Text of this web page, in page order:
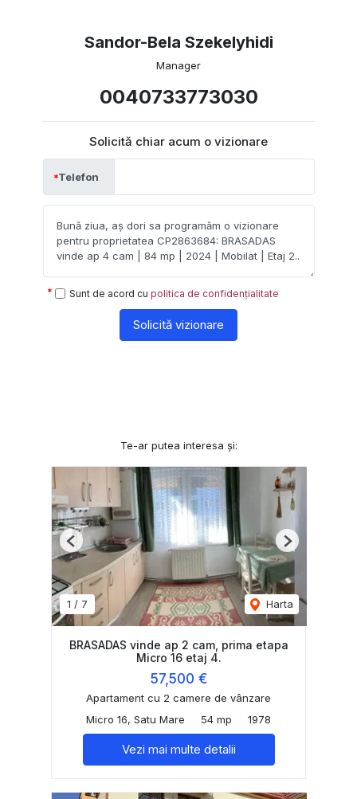
Sandor-Bela Szekelyhidi
Manager
0040733773030
Solicită chiar acum o vizionare
Telefon
Sunt de acord cu politica de confidențialitate
Solicită vizionare
Te-ar putea interesa și:
1 / 7 Harta
Previous Next
BRASADAS vinde ap 2 cam, prima etapa
Micro 16 etaj 4.
57,500 €
Apartament cu 2 camere de vânzare
Micro 16, Satu Mare
54 mp 1978
Vezi mai multe detalii